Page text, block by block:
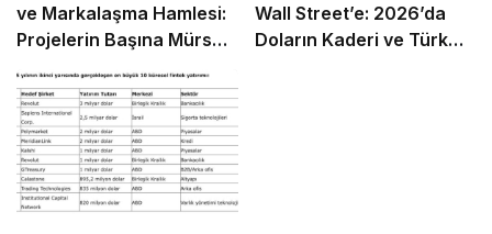
ve Markalaşma Hamlesi:
Projelerin Başına Mürsel
Wall Street’e: 2026’da
Doların Kaderi ve Türk